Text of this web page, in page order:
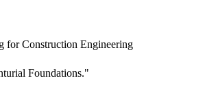
for Construction Engineering
Foundations."